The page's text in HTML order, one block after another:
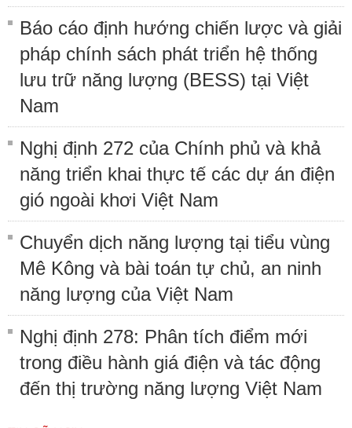
Báo cáo định hướng chiến lược và giải
pháp chính sách phát triển hệ thống
lưu trữ năng lượng (BESS) tại Việt
Nam
Nghị định 272 của Chính phủ và khả
năng triển khai thực tế các dự án điện
gió ngoài khơi Việt Nam
Chuyển dịch năng lượng tại tiểu vùng
Mê Kông và bài toán tự chủ, an ninh
năng lượng của Việt Nam
Nghị định 278: Phân tích điểm mới
trong điều hành giá điện và tác động
đến thị trường năng lượng Việt Nam